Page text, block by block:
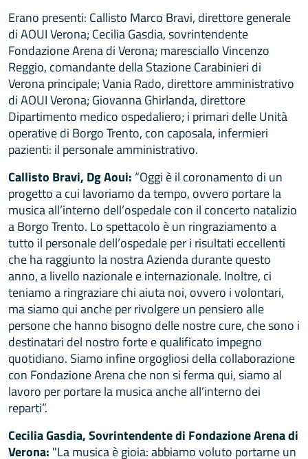
Erano presenti: Callisto Marco Bravi, direttore generale
di AOUI Verona; Cecilia Gasdia, sovrintendente
Fondazione Arena di Verona; maresciallo Vincenzo
Reggio, comandante della Stazione Carabinieri di
Verona principale; Vania Rado, direttore amministrativo
di AOUI Verona; Giovanna Ghirlanda, direttore
Dipartimento medico ospedaliero; i primari delle Unità
operative di Borgo Trento, con caposala, infermieri
pazienti: il personale amministrativo.
Callisto Bravi, Dg Aoui: “Oggi è il coronamento di un
progetto a cui lavoriamo da tempo, ovvero portare la
musica all’interno dell’ospedale con il concerto natalizio
a Borgo Trento. Lo spettacolo è un ringraziamento a
tutto il personale dell’ospedale per i risultati eccellenti
che ha raggiunto la nostra Azienda durante questo
anno, a livello nazionale e internazionale. Inoltre, ci
teniamo a ringraziare chi aiuta noi, ovvero i volontari,
ma siamo qui anche per rivolgere un pensiero alle
persone che hanno bisogno delle nostre cure, che sono i
destinatari del nostro forte e qualificato impegno
quotidiano. Siamo infine orgogliosi della collaborazione
con Fondazione Arena che non si ferma qui, siamo al
lavoro per portare la musica anche all’interno dei
reparti”.
Cecilia Gasdia, Sovrintendente di Fondazione Arena di
Verona: "La musica è gioia: abbiamo voluto portarne un